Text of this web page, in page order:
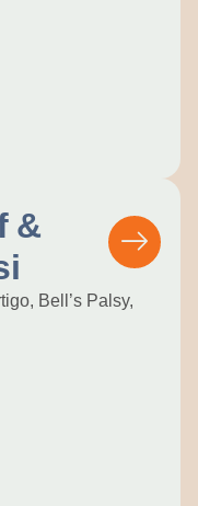
&
Bell’s Palsy,